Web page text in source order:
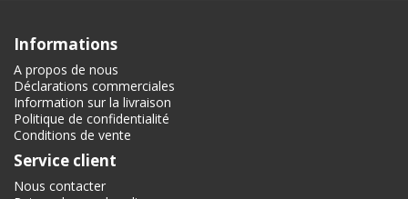
Informations
A propos de nous
Déclarations commerciales
Information sur la livraison
Politique de confidentialité
Conditions de vente
Service client
Nous contacter